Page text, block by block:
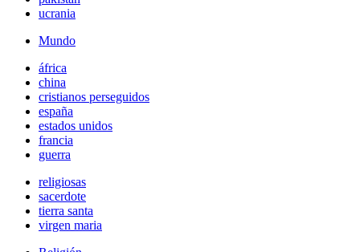
ucrania
Mundo
áfrica
china
cristianos perseguidos
españa
estados unidos
francia
guerra
religiosas
sacerdote
tierra santa
virgen maria